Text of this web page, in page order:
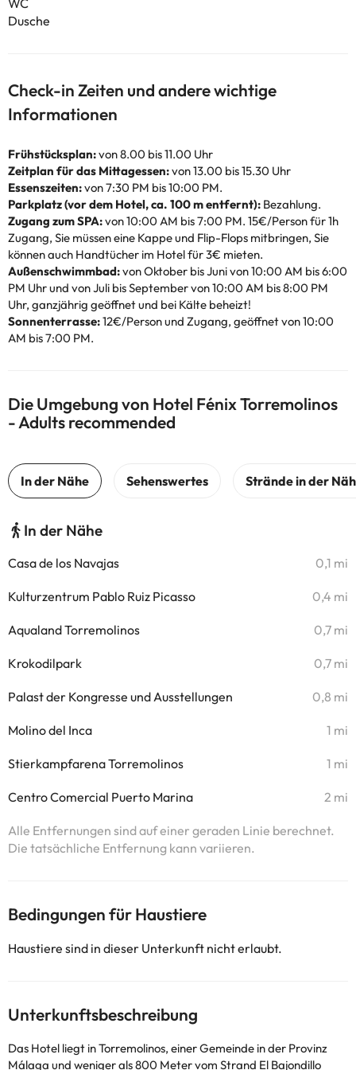
WC
Dusche
Check-in Zeiten und andere wichtige
Informationen
Frühstücksplan:von 8.00 bis 11.00 Uhr
Zeitplan für das Mittagessen:von 13.00 bis 15.30 Uhr
Essenszeiten:von 7:30 PM bis 10:00 PM.
Parkplatz (vor dem Hotel, ca. 100 m entfernt): Bezahlung.
Zugang zum SPA:von 10:00 AM bis 7:00 PM. 15€/Person für 1h
Zugang, Sie müssen eine Kappe und Flip-Flops mitbringen, Sie
können auch Handtücher im Hotel für 3€ mieten.
Außenschwimmbad:von Oktober bis Juni von 10:00 AM bis 6:00
PM Uhr und von Juli bis September von 10:00 AM bis 8:00 PM
Uhr, ganzjährig geöffnet und bei Kälte beheizt!
Sonnenterrasse:12€/Person und Zugang, geöffnet von 10:00
AM bis 7:00 PM.
Die Umgebung von Hotel Fénix Torremolinos
- Adults recommended
In der Nähe
Casa de los Navajas 0,1 mi
Kulturzentrum Pablo Ruiz Picasso 0,4 mi
Aqualand Torremolinos 0,7 mi
Krokodilpark 0,7 mi
Palast der Kongresse und Ausstellungen 0,8 mi
Molino del Inca 1 mi
Stierkampfarena Torremolinos 1 mi
Centro Comercial Puerto Marina 2 mi
Alle Entfernungen sind auf einer geraden Linie berechnet.
Die tatsächliche Entfernung kann variieren.
Bedingungen für Haustiere
Haustiere sind in dieser Unterkunft nicht erlaubt.
Unterkunftsbeschreibung
Das Hotel liegt in Torremolinos, einer Gemeinde in der Provinz
Málaga und weniger als 800 Meter vom Strand El Bajondillo